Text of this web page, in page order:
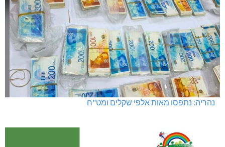
נהריה: נתפסו מאות אלפי שקלים ומט"ח